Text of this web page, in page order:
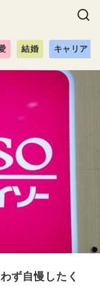
結婚 キャリア
ず自慢したく